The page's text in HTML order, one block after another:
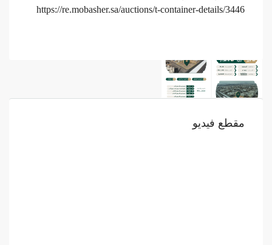
https://re.mobasher.sa/auctions/t-container-details/3446
مقطع فيديو